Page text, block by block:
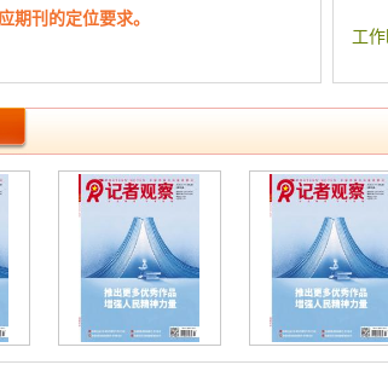
融媒
新时
传媒
新
融媒
学术
从语
如
浅谈
期刊的定位要求。
工